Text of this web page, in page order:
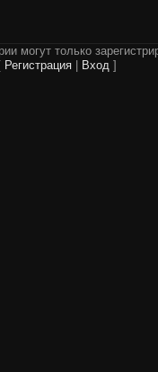
могут только
[ Регистрация| Вход]